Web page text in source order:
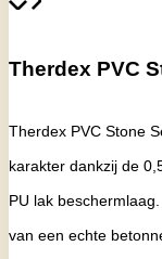
Therdex PVC
Therdex PVC Stone
karakter dankzij de
PU lak
van een echte